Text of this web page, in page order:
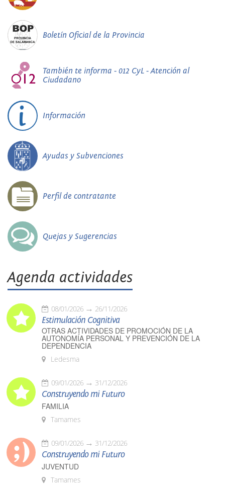
Boletín Oficial de la Provincia
También te informa - 012 CyL - Atención al
Ciudadano
Información
Ayudas y Subvenciones
Perfil de contratante
Quejas y Sugerencias
Agenda actividades
08/01/2026 26/11/2026
Estimulación Cognitiva
OTRAS ACTIVIDADES DE PROMOCIÓN DE LA
AUTONOMÍA PERSONAL Y PREVENCIÓN DE LA
DEPENDENCIA
Ledesma
09/01/2026 31/12/2026
Construyendo mi Futuro
FAMILIA
Tamames
09/01/2026 31/12/2026
Construyendo mi Futuro
JUVENTUD
Tamames